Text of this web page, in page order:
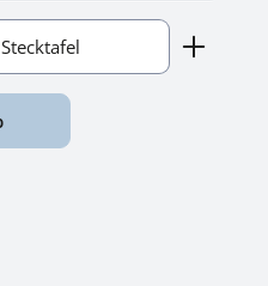
gewünschten Wert
Stecktafel